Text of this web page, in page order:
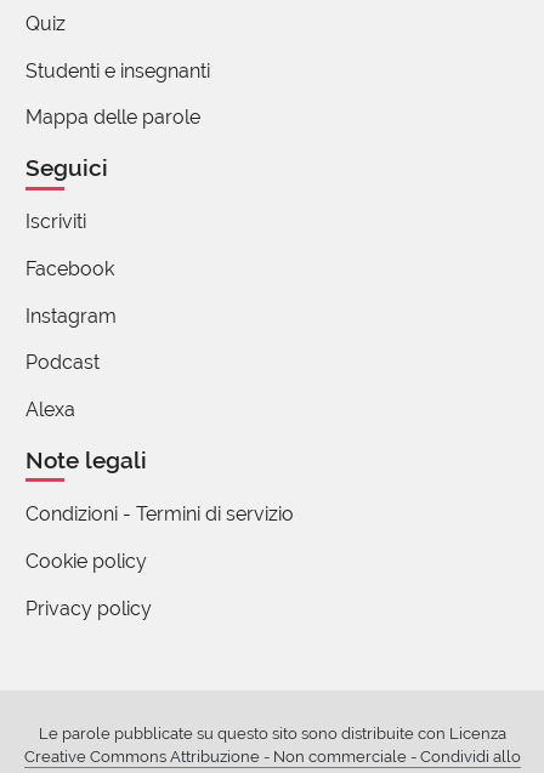
Quiz
Studenti e insegnanti
Mappa delle parole
Seguici
Iscriviti
Facebook
Instagram
Podcast
Alexa
Note legali
Condizioni - Termini di servizio
Cookie policy
Privacy policy
Le parole pubblicate su questo sito sono distribuite con Licenza
Creative Commons Attribuzione - Non commerciale - Condividi allo